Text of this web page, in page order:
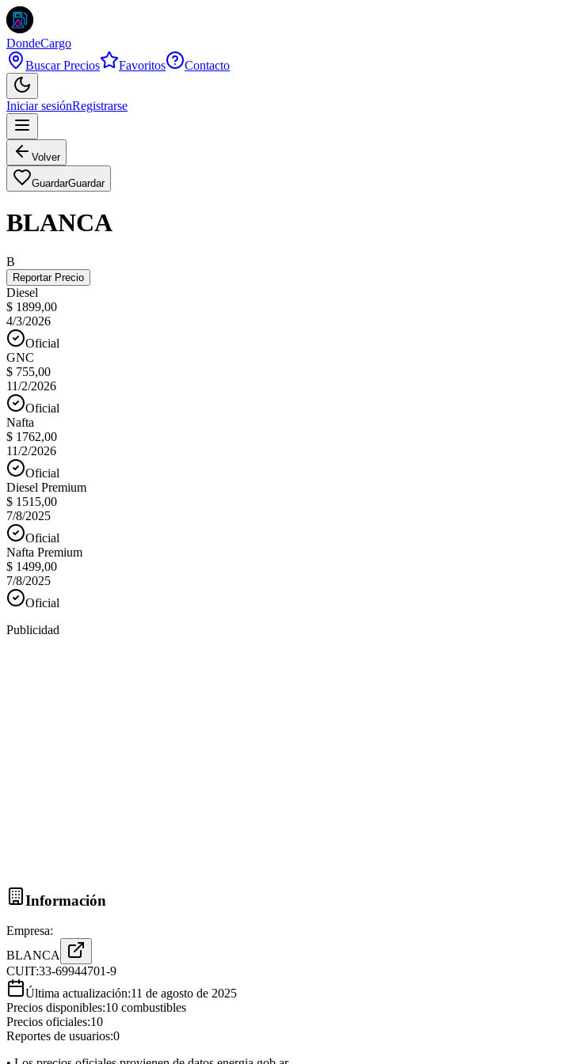
DondeCargo
Buscar Precios
Favoritos Contacto
Iniciar sesiónRegistrarse
Volver
GuardarGuardar
BLANCA
B
Reportar Precio
Diesel
$ 1899,00
4/3/2026
Oficial
GNC
$ 755,00
11/2/2026
Oficial
Nafta
$ 1762,00
11/2/2026
Oficial
Diesel Premium
$ 1515,00
7/8/2025
Oficial
Nafta Premium
$ 1499,00
7/8/2025
Oficial
Publicidad
Información
Empresa:
BLANCA
CUIT:33-69944701-9
Última actualización:11 de agosto de 2025
Precios disponibles:10 combustibles
Precios oficiales:10
Reportes de usuarios:0